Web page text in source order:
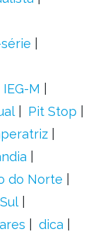
IEG-M
Pit Stop
do Norte
dica